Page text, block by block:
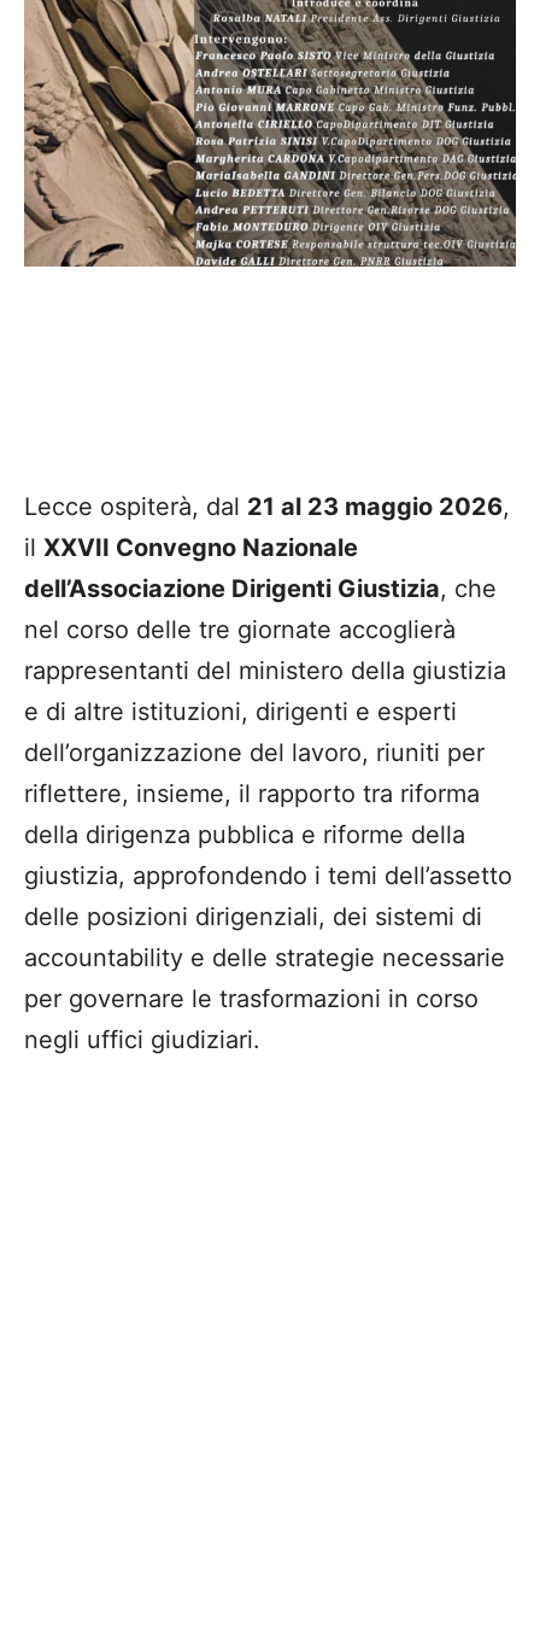
Lecce ospiterà, dal 21 al 23 maggio 2026,
il XXVII Convegno Nazionale
dell’Associazione Dirigenti Giustizia, che
nel corso delle tre giornate accoglierà
rappresentanti del ministero della giustizia
e di altre istituzioni, dirigenti e esperti
dell’organizzazione del lavoro, riuniti per
riflettere, insieme, il rapporto tra riforma
della dirigenza pubblica e riforme della
giustizia, approfondendo i temi dell’assetto
delle posizioni dirigenziali, dei sistemi di
accountability e delle strategie necessarie
per governare le trasformazioni in corso
negli uffici giudiziari.